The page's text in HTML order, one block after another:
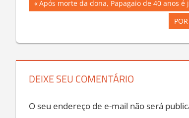
Navegação
Post
Previous
Após morte da dona, Papagaio de 40 anos
Next
DEIXE SEU COMENTÁRIO
O seu endereço de e-mail não será